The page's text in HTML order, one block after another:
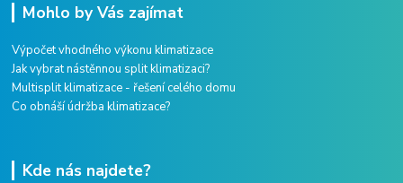
Mohlo by Vás zajímat
Výpočet vhodného výkonu klimatizace
Jak vybrat nástěnnou split klimatizaci?
Multisplit klimatizace - řešení celého domu
Co obnáší údržba klimatizace?
Kde nás najdete?